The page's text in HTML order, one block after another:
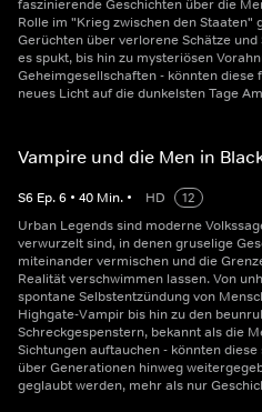
faszinierende Geschichten über die
Rolle im "Krieg zwischen den Staaten"
Gerüchten über verlorene Schätze
es spukt, bis hin zu mysteriösen
Geheimgesellschaften - könnten diese
neues Licht auf die dunkelsten Tage
Vampire und die Men in
S6 Ep.6 • 40 Min. • HD
12
Urban Legends sind moderne
verwurzelt sind, in denen gruselige
miteinander vermischen und die
Realität verschwimmen lassen. Von
spontane Selbstentzündung von
Highgate-Vampir bis hin zu den
Schreckgespenstern, bekannt als die
Sichtungen auftauchen - könnten
über Generationen hinweg
geglaubt werden, mehr als nur